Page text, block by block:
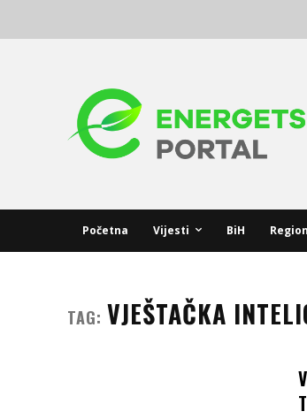
Početna Vijesti BiH Region
TAG: VJEŠTAČKA